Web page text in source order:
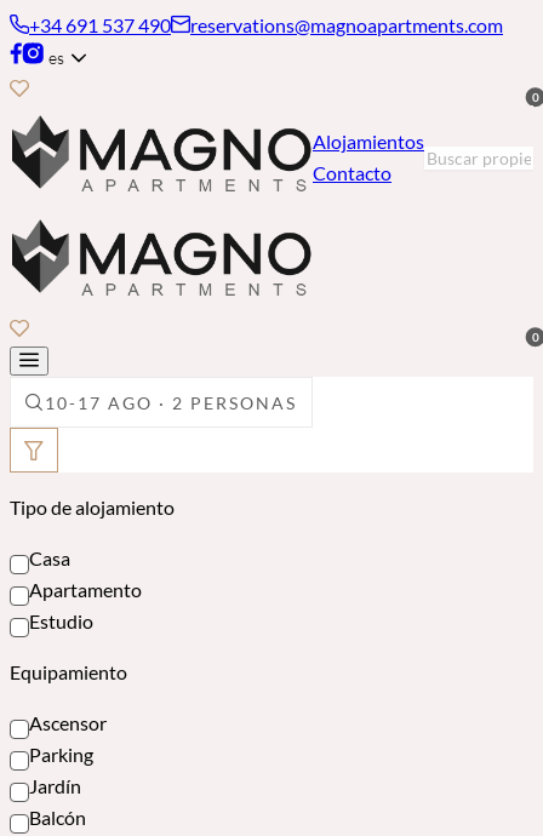
+34 691 537 490 reservations@magnoapartments.com
es
0
Alojamientos
Contacto
0
10-17 AGO · 2 PERSONAS
Tipo de alojamiento
Casa
Apartamento
Estudio
Equipamiento
Ascensor
Parking
Jardín
Balcón